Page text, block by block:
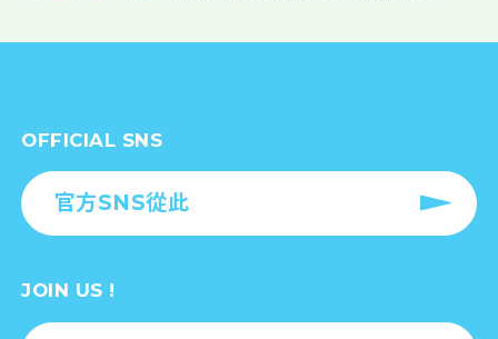
OFFICIAL SNS
官方SNS從此
JOIN US !